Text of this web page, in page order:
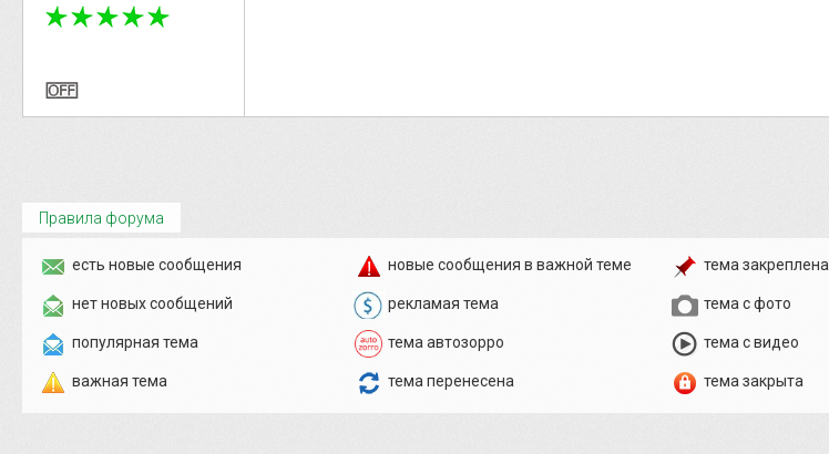
Правила форума
есть новые сообщения
нет новых сообщений
популярная тема
важная тема
новые сообщения в важной теме
рекламая тема
тема автозорро
тема перенесена
тема закреплена
тема с фото
тема с видео
тема закрыта